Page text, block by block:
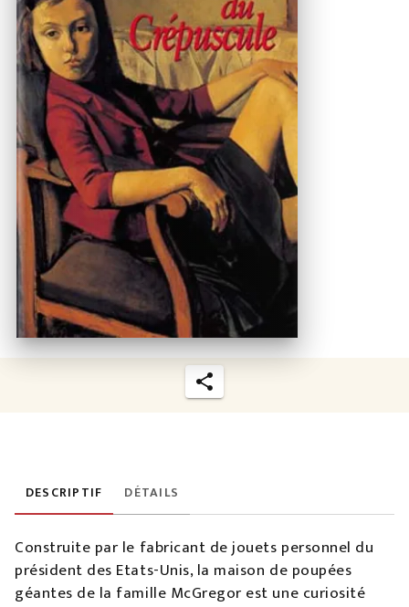
DESCRIPTIF DÉTAILS
Construite par le fabricant de jouets personnel du
président des Etats-Unis, la maison de poupées
géantes de la famille McGregor est une curiosité